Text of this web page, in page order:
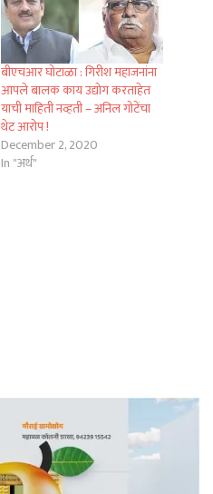
बीएचआर घोटाळा : गिरीश महाजनांना
आपले बालक काय उद्योग करताहेत
याची माहिती नव्हती – अनिल गोटेंचा
थेट आरोप !
December 2, 2020
In "अर्थ"